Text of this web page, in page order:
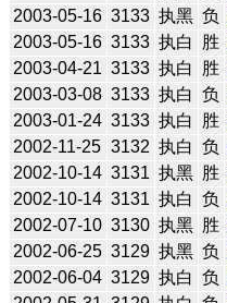
2003-05-16 3133 执黑 负
2003-05-16 3133 执白 胜
2003-04-21 3133 执白 胜
2003-03-08 3133 执白 负
2003-01-24 3133 执白 胜
2002-11-25 3132 执白 负
2002-10-14 3131 执黑 胜
2002-10-14 3131 执白 负
2002-07-10 3130 执黑 胜
2002-06-25 3129 执黑 负
2002-06-04 3129 执白 负